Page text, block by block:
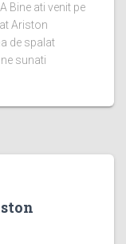
Bine ati venit pe
Ariston
de spalat
sunati